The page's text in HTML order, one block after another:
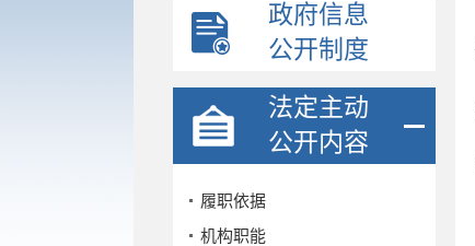
政府信息
公开制度
法定主动
公开内容
履职依据
机构职能